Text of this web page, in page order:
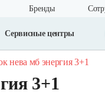
Бренды
Сервисные центры
нева мб энергия 3+1
3+1